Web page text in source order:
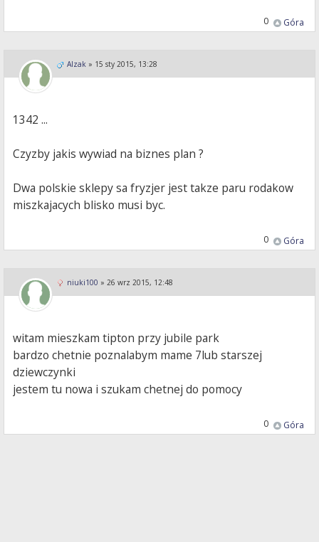
Góra
0
Alzak » 15 sty 2015, 13:28
1342 ...
Czyzby jakis wywiad na biznes plan ?
Dwa polskie sklepy sa fryzjer jest takze paru rodakow
miszkajacych blisko musi byc.
Góra
0
niuki100 » 26 wrz 2015, 12:48
witam mieszkam tipton przy jubile park
bardzo chetnie poznalabym mame 7lub starszej
dziewczynki
jestem tu nowa i szukam chetnej do pomocy
Góra
0